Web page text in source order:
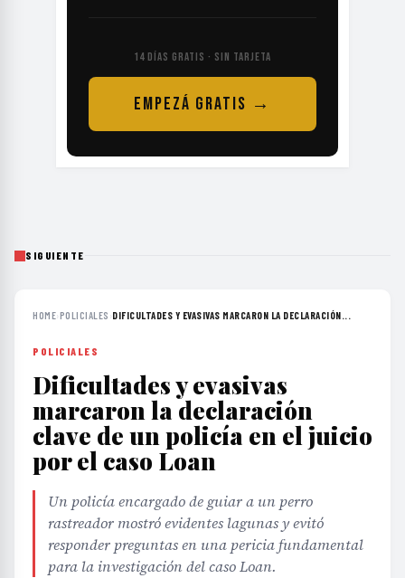
14 DÍAS GRATIS · SIN TARJETA
EMPEZÁ GRATIS →
SIGUIENTE
HOME›POLICIALES ›DIFICULTADES Y EVASIVAS MARCARON LA DECLARACIÓN...
POLICIALES
Dificultades y evasivas
marcaron la declaración
clave de un policía en el juicio
por el caso Loan
Un policía encargado de guiar a un perro
rastreador mostró evidentes lagunas y evitó
responder preguntas en una pericia fundamental
para la investigación del caso Loan.